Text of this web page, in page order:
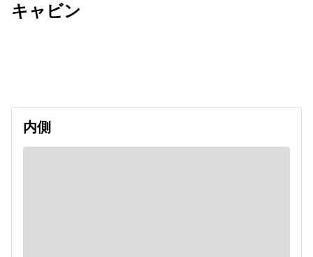
キャビン
内側